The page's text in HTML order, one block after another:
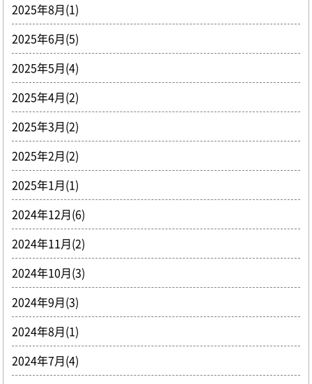
2025年8月(1)
2025年6月(5)
2025年5月(4)
2025年4月(2)
2025年3月(2)
2025年2月(2)
2025年1月(1)
2024年12月(6)
2024年11月(2)
2024年10月(3)
2024年9月(3)
2024年8月(1)
2024年7月(4)